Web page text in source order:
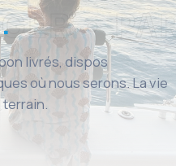
livrés, dispos
où nous serons. La vie
terrain.